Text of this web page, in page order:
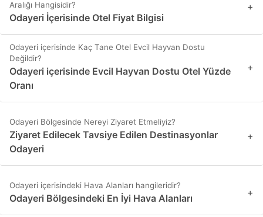
Aralığı Hangisidir?
Odayeri İçerisinde Otel Fiyat Bilgisi
+
Odayeri içerisinde Kaç Tane Otel Evcil Hayvan Dostu
Değildir?
Odayeri içerisinde Evcil Hayvan Dostu Otel Yüzde
Oranı
+
Odayeri Bölgesinde Nereyi Ziyaret Etmeliyiz?
Ziyaret Edilecek Tavsiye Edilen Destinasyonlar
Odayeri
+
Odayeri içerisindeki Hava Alanları hangileridir?
Odayeri Bölgesindeki En İyi Hava Alanları +